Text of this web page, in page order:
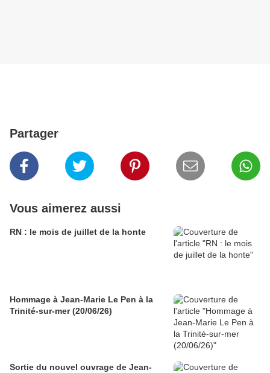
Partager
Vous aimerez aussi
RN : le mois de juillet de la honte
Hommage à Jean-Marie Le Pen à la
Trinité-sur-mer (20/06/26)
Sortie du nouvel ouvrage de Jean-